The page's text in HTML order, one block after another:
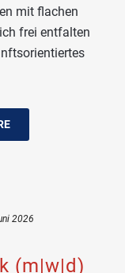
mit flachen
frei entfalten
2026
(m|w|d)